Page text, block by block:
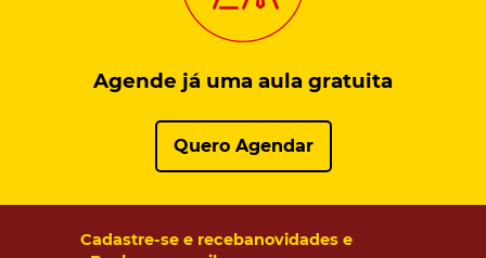
Agende já uma aula gratuita
Quero Agendar
Cadastre-se e recebanovidades e